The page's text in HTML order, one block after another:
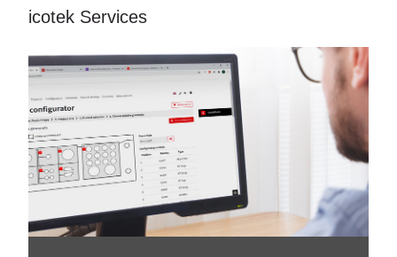
icotek Services